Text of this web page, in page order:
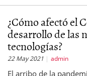
¿Cómo afectó el
desarrollo de las
tecnologías?
22 May 2021 admin
El arribo de la